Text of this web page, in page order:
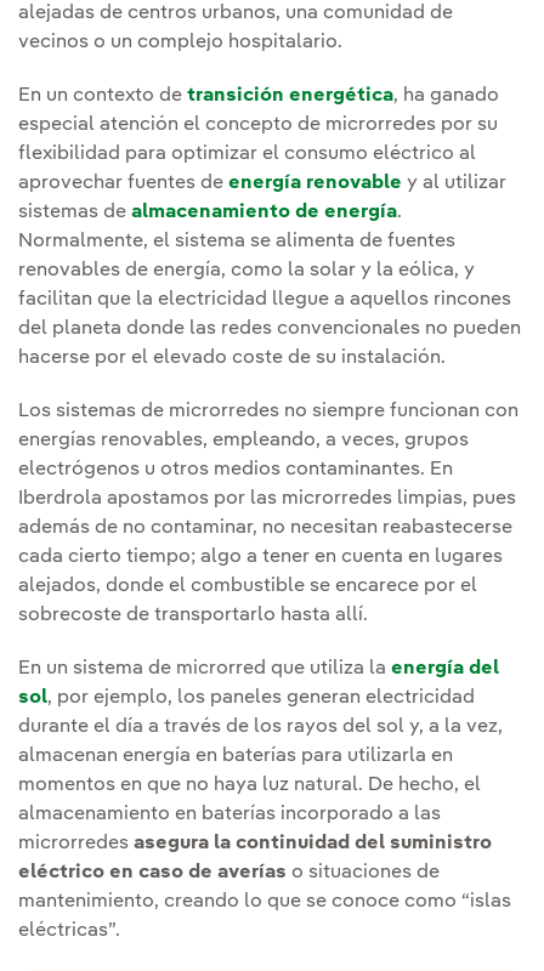
alejadas de centros urbanos, una comunidad de
vecinos o un complejo hospitalario.
En un contexto de transición energética, ha ganado
especial atención el concepto de microrredes por su
flexibilidad para optimizar el consumo eléctrico al
aprovechar fuentes de energía renovable y al utilizar
sistemas de almacenamiento de energía.
Normalmente, el sistema se alimenta de fuentes
renovables de energía, como la solar y la eólica, y
facilitan que la electricidad llegue a aquellos rincones
del planeta donde las redes convencionales no pueden
hacerse por el elevado coste de su instalación.
Los sistemas de microrredes no siempre funcionan con
energías renovables, empleando, a veces, grupos
electrógenos u otros medios contaminantes. En
Iberdrola apostamos por las microrredes limpias, pues
además de no contaminar, no necesitan reabastecerse
cada cierto tiempo; algo a tener en cuenta en lugares
alejados, donde el combustible se encarece por el
sobrecoste de transportarlo hasta allí.
En un sistema de microrred que utiliza la energía del
sol, por ejemplo, los paneles generan electricidad
durante el día a través de los rayos del sol y, a la vez,
almacenan energía en baterías para utilizarla en
momentos en que no haya luz natural. De hecho, el
almacenamiento en baterías incorporado a las
microrredes asegura la continuidad del suministro
eléctrico en caso de averías o situaciones de
mantenimiento, creando lo que se conoce como “islas
eléctricas”.